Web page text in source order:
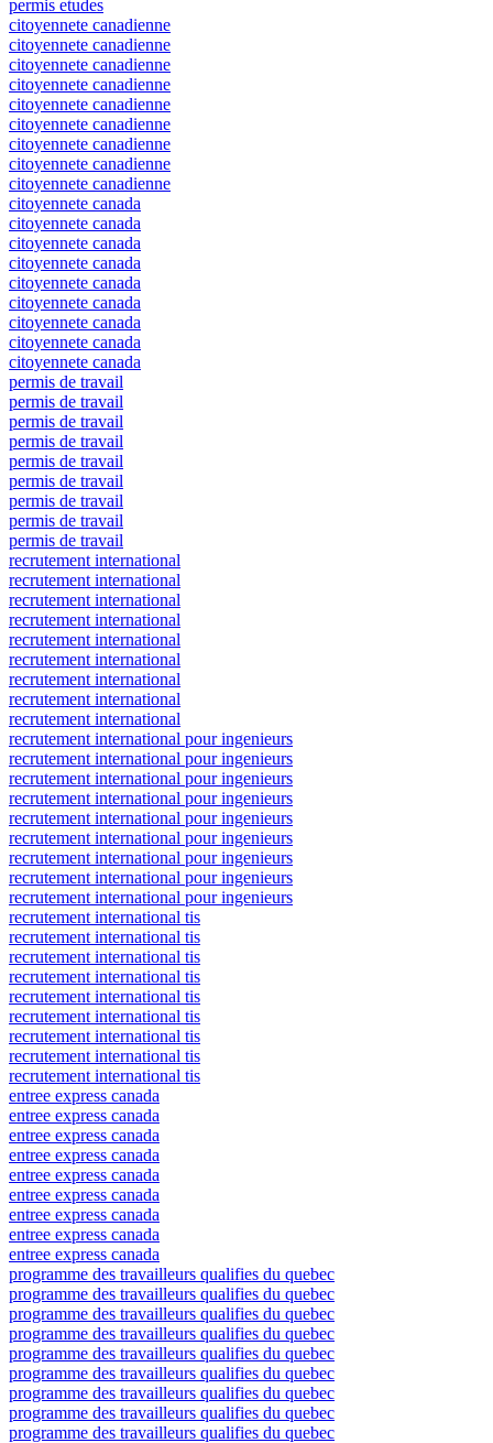
permis etudes
citoyennete canadienne
citoyennete canadienne
citoyennete canadienne
citoyennete canadienne
citoyennete canadienne
citoyennete canadienne
citoyennete canadienne
citoyennete canadienne
citoyennete canadienne
citoyennete canada
citoyennete canada
citoyennete canada
citoyennete canada
citoyennete canada
citoyennete canada
citoyennete canada
citoyennete canada
citoyennete canada
permis de travail
permis de travail
permis de travail
permis de travail
permis de travail
permis de travail
permis de travail
permis de travail
permis de travail
recrutement international
recrutement international
recrutement international
recrutement international
recrutement international
recrutement international
recrutement international
recrutement international
recrutement international
recrutement international pour ingenieurs
recrutement international pour ingenieurs
recrutement international pour ingenieurs
recrutement international pour ingenieurs
recrutement international pour ingenieurs
recrutement international pour ingenieurs
recrutement international pour ingenieurs
recrutement international pour ingenieurs
recrutement international pour ingenieurs
recrutement international tis
recrutement international tis
recrutement international tis
recrutement international tis
recrutement international tis
recrutement international tis
recrutement international tis
recrutement international tis
recrutement international tis
entree express canada
entree express canada
entree express canada
entree express canada
entree express canada
entree express canada
entree express canada
entree express canada
entree express canada
programme des travailleurs qualifies du quebec
programme des travailleurs qualifies du quebec
programme des travailleurs qualifies du quebec
programme des travailleurs qualifies du quebec
programme des travailleurs qualifies du quebec
programme des travailleurs qualifies du quebec
programme des travailleurs qualifies du quebec
programme des travailleurs qualifies du quebec
programme des travailleurs qualifies du quebec